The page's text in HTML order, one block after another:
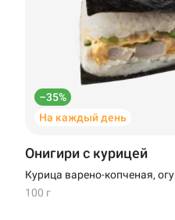
–35%
На каждый день
Онигири с курицей
Курица варено-копченая,
100 г